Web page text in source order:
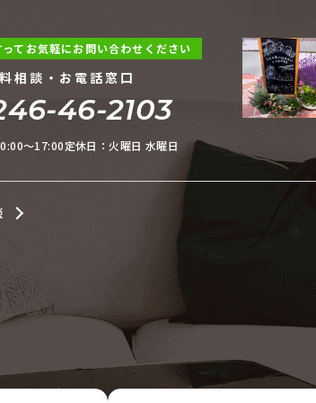
てお気軽にお問い合わせください
相談・お電話窓口
46-2103
〜17:00定休日：火曜日 水曜日